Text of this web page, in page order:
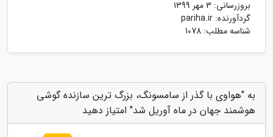
بروزرسانی: 3 مهر 1399
گردآورنده: pariha.ir
شناسه مطلب: 1078
به "هواوی با گذر از سامسونگ، بزرگ ترین سازنده گوشی
هوشمند جهان در ماه آوریل شد" امتیاز دهید